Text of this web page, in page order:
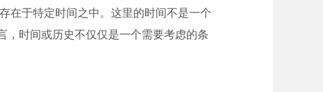
在于特定时间之中。这里的时间不是一个
，时间或历史不仅仅是一个需要考虑的条